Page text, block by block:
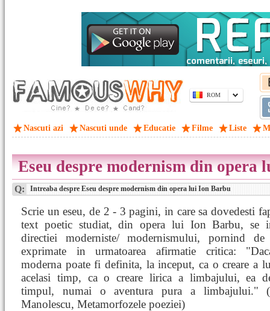
ROM
Nascuti azi Nascuti unde Educatie Filme Liste
Eseu despre modernism din opera
Q: Intreaba despre Eseu despre modernism din opera lui Ion Barbu
Scrie un eseu, de 2 - 3 pagini, in care sa dovedesti
text poetic studiat, din opera lui Ion Barbu, se
directiei moderniste/ modernismului, pornind
exprimate in urmatoarea afirmatie critica:
moderna poate fi definita, la inceput, ca o creare a
acelasi timp, ca o creare lirica a limbajului, ea
timpul, numai o aventura pura a limbajului."
Manolescu, Metamorfozele poeziei)